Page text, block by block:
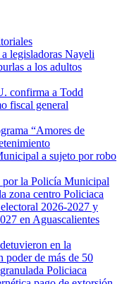
legisladoras Nayeli
a los adultos
confirma a Todd
fiscal general
“Amores de
a sujeto por robo
por la Policía Municipal
zona centro Policiaca
2026-2027 y
en Aguascalientes
en la
poder de más de 50
Policiaca